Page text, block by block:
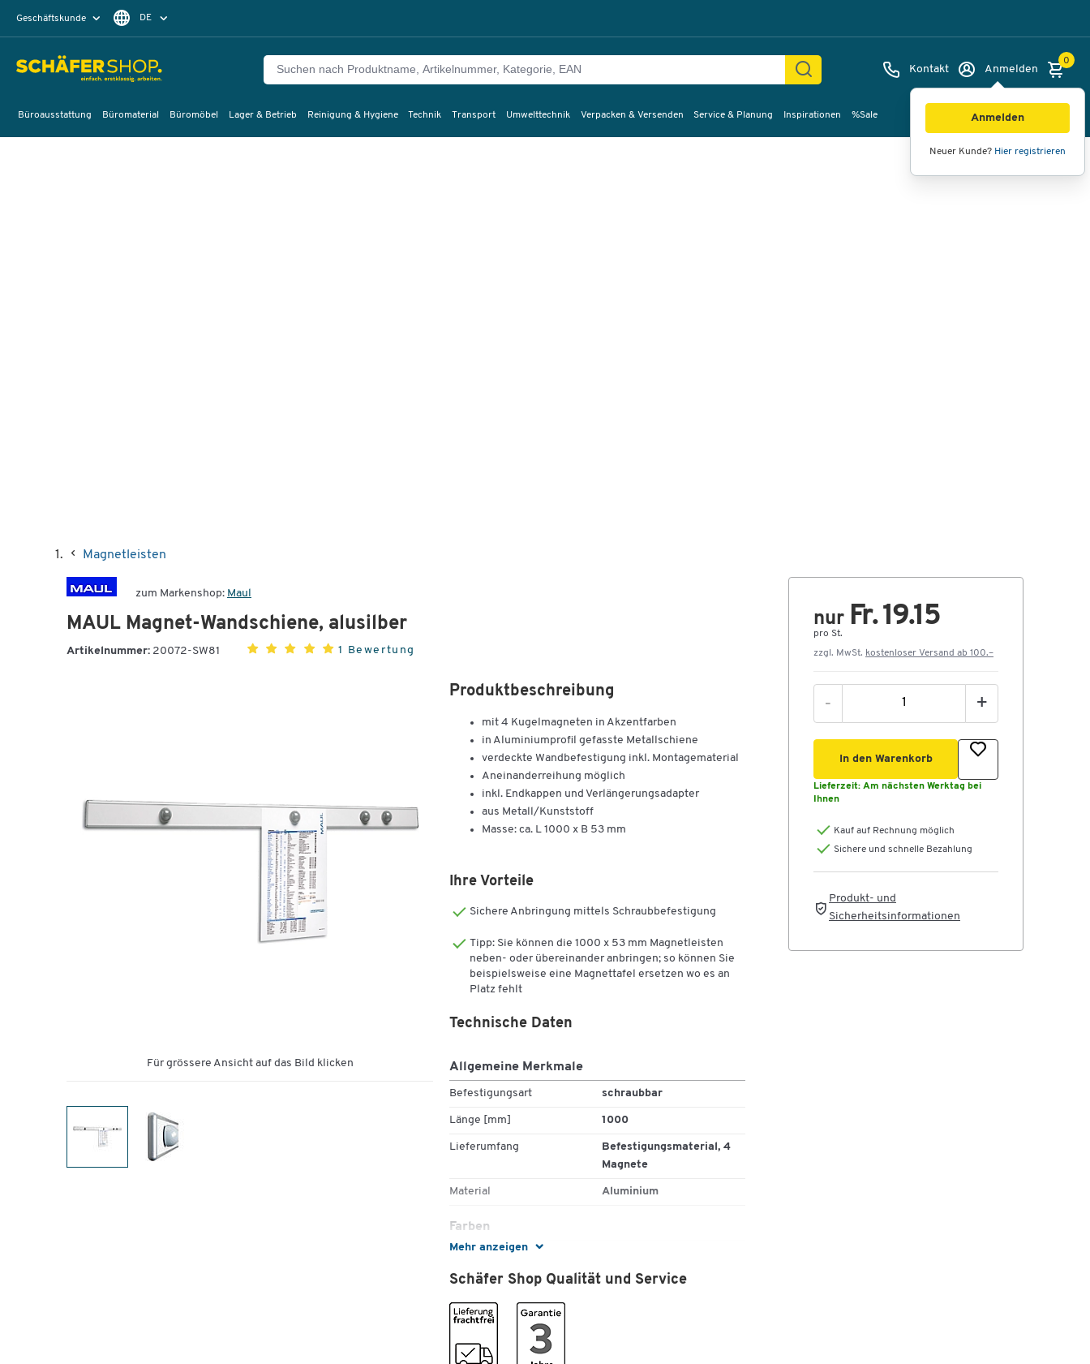
Geschäftskunde DE
EN Kontakt Anmelden
Anmelden
Neuer Kunde? Hier registrieren
0
Büroausstattung Büromaterial Büromöbel Lager & Betrieb Reinigung & Hygiene Technik Transport Umwelttechnik Verpacken & Versenden Service & Planung Inspirationen %Sale
Magnetleisten
zum Markenshop: Maul
MAUL Magnet-Wandschiene, alusilber
Artikelnummer: 20072-SW81 1 Bewertung
Für grössere Ansicht auf das Bild klicken
Produktbeschreibung
mit 4 Kugelmagneten in Akzentfarben
in Aluminiumprofil gefasste Metallschiene
verdeckte Wandbefestigung inkl. Montagematerial
Aneinanderreihung möglich
inkl. Endkappen und Verlängerungsadapter
aus Metall/Kunststoff
Masse: ca. L 1000 x B 53 mm
Ihre Vorteile
Sichere Anbringung mittels Schraubbefestigung
Tipp: Sie können die 1000 x 53 mm Magnetleisten
neben- oder übereinander anbringen; so können Sie
beispielsweise eine Magnettafel ersetzen wo es an
Platz fehlt
Mehr anzeigen
Technische Daten
Allgemeine Merkmale
Befestigungsart schraubbar
Länge [mm] 1000
Lieferumfang
Befestigungsmaterial, 4
Magnete
Material Aluminium
Farben
Farbe
Breite [mm]
Schäfer Shop Qualität und Service
nur Fr. 19.15
pro St.
zzgl. MwSt. kostenloser Versand ab 100.–
- +
In den Warenkorb
Lieferzeit: Am nächsten Werktag bei
Ihnen
Kauf auf Rechnung möglich
Sichere und schnelle Bezahlung
Produkt- und
Sicherheitsinformationen
Bilder Videos 360°-Ansicht